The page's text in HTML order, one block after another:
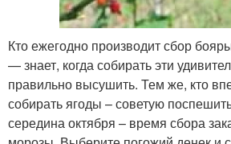
Кто ежегодно производит сбор
— знает, когда собирать эти
правильно высушить. Тем же, кто
собирать ягоды – советую
середина октября – время сбора